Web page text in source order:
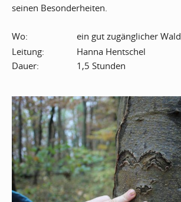
seinen Besonderheiten.
Wo:
ein gut zugänglicher Wald
Leitung:
Hanna Hentschel
Dauer:
1,5 Stunden